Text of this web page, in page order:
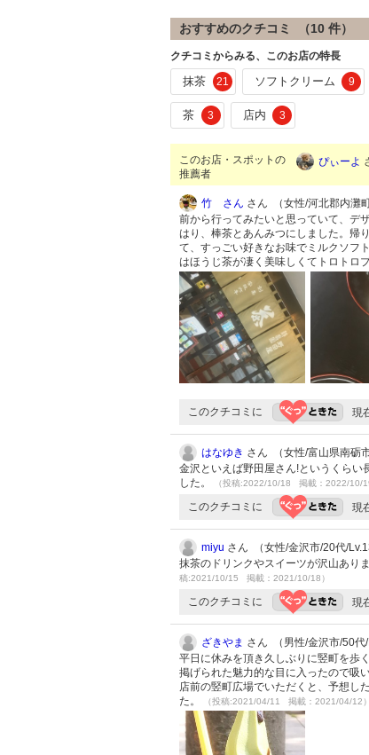
おすすめのクチコミ （10 件）
クチコミからみる、このお店の特長
抹茶 21 ソフトクリーム 9
茶 3 店内 3
このお店・スポットの
推薦者
ぴぃーよ
竹 さん さん （女性/河北郡内灘
前から行ってみたいと思っていて、デ
はり、棒茶とあんみつにしました。帰
て、すっごい好きなお味でミルクソフ
はほうじ茶が凄く美味しくてトロトロ
このクチコミに 現
はなゆき さん （女性/富山県南砺
金沢といえば野田屋さん!というくらい
した。
（投稿:2022/10/18 掲載：2022/10/
このクチコミに 現
miyu さん （女性/金沢市/20代/
抹茶のドリンクやスイーツが沢山あり
稿:2021/10/15 掲載：2021/10/18）
このクチコミに 現
ざきやま さん （男性/金沢市/50代/
平日に休みを頂き久しぶりに竪町を歩
掲げられた魅力的な目に入ったので吸
店前の竪町広場でいただくと、予想し
た。
（投稿:2021/04/11 掲載：2021/04/12）